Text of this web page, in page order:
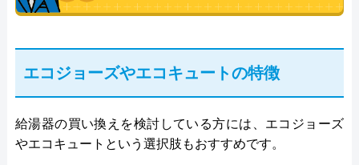
エコジョーズやエコキュートの特徴
給湯器の買い換えを検討している方には、エコジョーズ
やエコキュートという選択肢もおすすめです。